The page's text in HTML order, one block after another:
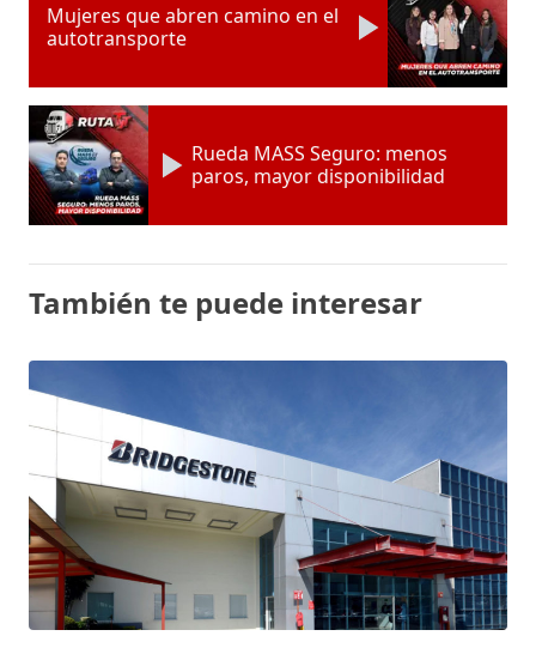
Mujeres que abren camino en el
autotransporte
Rueda MASS Seguro: menos
paros, mayor disponibilidad
También te puede interesar